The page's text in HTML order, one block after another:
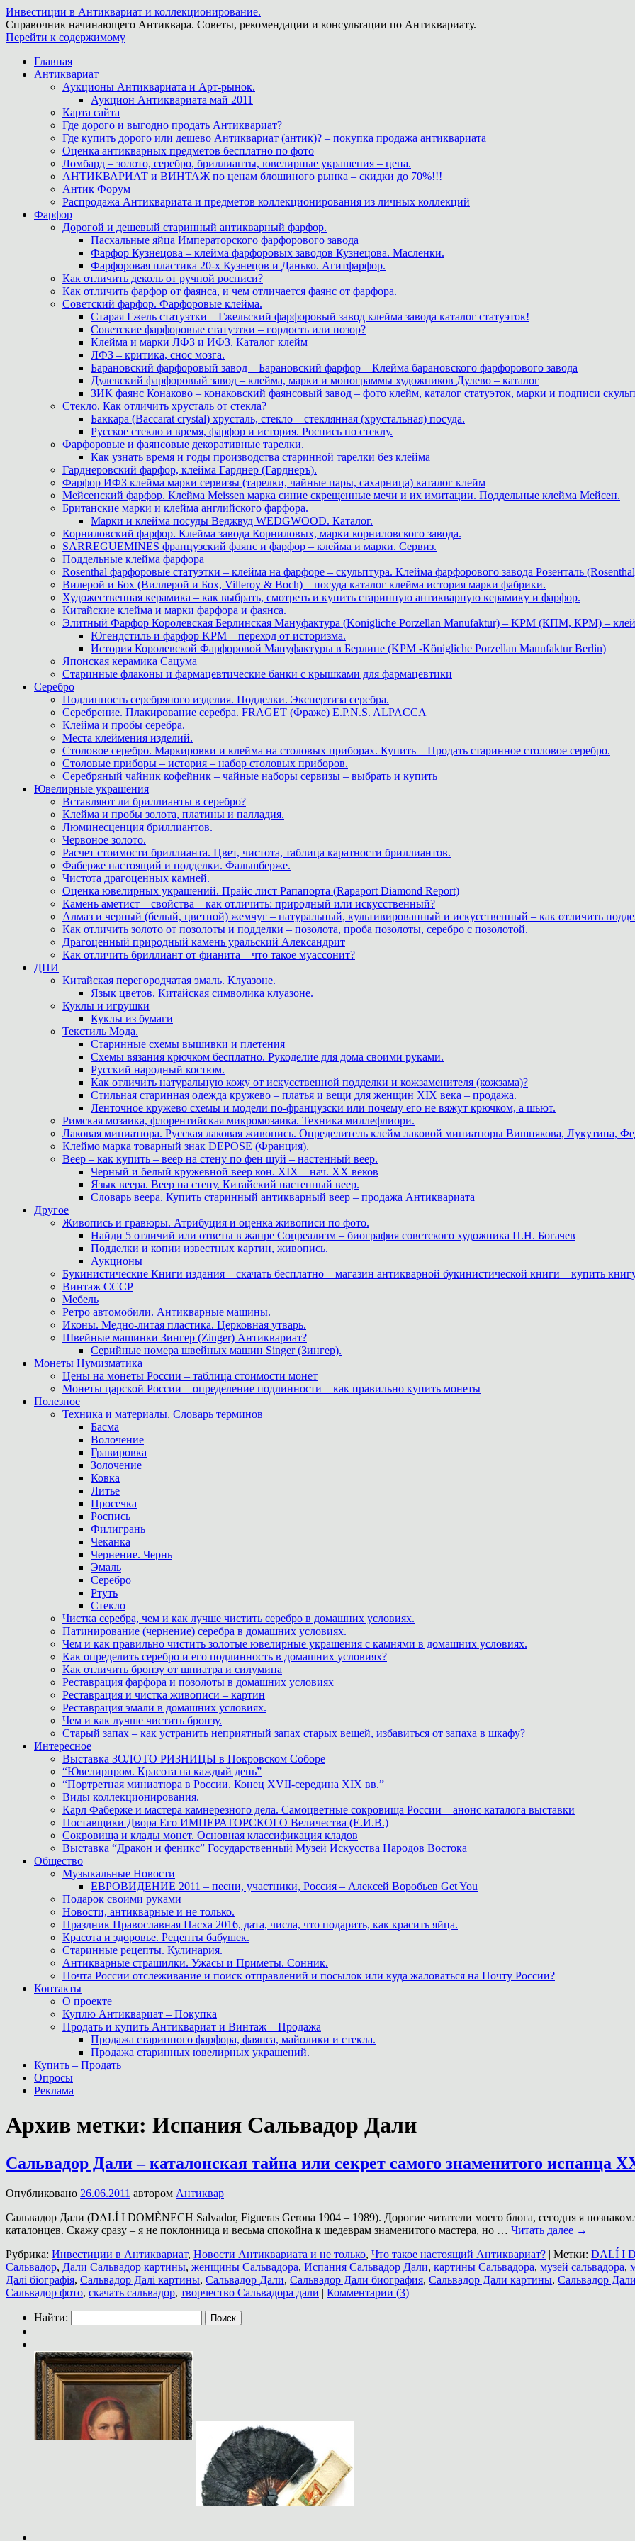
Инвестиции в Антиквариат и коллекционирование.
Справочник начинающего Антиквара. Советы, рекомендации и консультации по Антиквариату.
Перейти к содержимому
Главная
Антиквариат
Аукционы Антиквариата и Арт-рынок.
Аукцион Антиквариата май 2011
Карта сайта
Где дорого и выгодно продать Антиквариат?
Где купить дорого или дешево Антиквариат (антик)? – покупка продажа антиквариата
Оценка антикварных предметов бесплатно по фото
Ломбард – золото, серебро, бриллианты, ювелирные украшения – цена.
АНТИКВАРИАТ и ВИНТАЖ по ценам блошиного рынка – скидки до 70%!!!
Антик Форум
Распродажа Антиквариата и предметов коллекционирования из личных коллекций
Фарфор
Дорогой и дешевый старинный антикварный фарфор.
Пасхальные яйца Императорского фарфорового завода
Фарфор Кузнецова – клейма фарфоровых заводов Кузнецова. Масленки.
Фарфоровая пластика 20-х Кузнецов и Данько. Агитфарфор.
Как отличить деколь от ручной росписи?
Как отличить фарфор от фаянса, и чем отличается фаянс от фарфора.
Советский фарфор. Фарфоровые клейма.
Старая Гжель статуэтки – Гжельский фарфоровый завод клейма завода каталог статуэток!
Советские фарфоровые статуэтки – гордость или позор?
Клейма и марки ЛФЗ и ИФЗ. Каталог клейм
ЛФЗ – критика, снос мозга.
Барановский фарфоровый завод – Барановский фарфор – Клейма барановского фарфорового завода
Дулевский фарфоровый завод – клейма, марки и монограммы художников Дулево – каталог
ЗИК фаянс Конаково – конаковский фаянсовый завод – фото клейм, каталог статуэток, марки и подписи
Стекло. Как отличить хрусталь от стекла?
Баккара (Baccarat crystal) хрусталь, стекло – стеклянная (хрустальная) посуда.
Русское стекло и время, фарфор и история. Роспись по стеклу.
Фарфоровые и фаянсовые декоративные тарелки.
Как узнать время и годы производства старинной тарелки без клейма
Гарднеровский фарфор, клейма Гарднер (Гарднеръ).
Фарфор ИФЗ клейма марки сервизы (тарелки, чайные пары, сахарница) каталог клейм
Мейсенский фарфор. Клейма Meissen марка синие скрещенные мечи и их имитации. Поддельные клейма Мейсен.
Британские марки и клейма английского фарфора.
Марки и клейма посуды Веджвуд WEDGWOOD. Каталог.
Корниловский фарфор. Клейма завода Корниловых, марки корниловского завода.
SARREGUEMINES французский фаянс и фарфор – клейма и марки. Сервиз.
Поддельные клейма фарфора
Rosenthal фарфоровые статуэтки – клейма на фарфоре – скульптура. Клейма фарфорового завода Розенталь
Вилерой и Бох (Виллерой и Бох, Villeroy & Boch) – посуда каталог клейма история марки фабрики.
Художественная керамика – как выбрать, смотреть и купить старинную антикварную керамику и фарфор.
Китайские клейма и марки фарфора и фаянса.
Элитный Фарфор Королевская Берлинская Мануфактура (Konigliche Porzellan Manufaktur) – KPM (КПМ, КРМ) –
Югендстиль и фарфор KPM – переход от историзма.
История Королевской Фарфоровой Мануфактуры в Берлине (KPM -Königliche Porzellan Manufaktur Berlin)
Японская керамика Сацума
Старинные флаконы и фармацевтические банки с крышками для фармацевтики
Серебро
Подлинность серебряного изделия. Подделки. Экспертиза серебра.
Серебрение. Плакирование серебра. FRAGET (Фраже) E.P.N.S. ALPACCA
Клейма и пробы серебра.
Места клеймения изделий.
Столовое серебро. Маркировки и клейма на столовых приборах. Купить – Продать старинное столовое серебро.
Столовые приборы – история – набор столовых приборов.
Серебряный чайник кофейник – чайные наборы сервизы – выбрать и купить
Ювелирные украшения
Вставляют ли бриллианты в серебро?
Клейма и пробы золота, платины и палладия.
Люминесценция бриллиантов.
Червоное золото.
Расчет стоимости бриллианта. Цвет, чистота, таблица каратности бриллиантов.
Фаберже настоящий и подделки. Фальшберже.
Чистота драгоценных камней.
Оценка ювелирных украшений. Прайс лист Рапапорта (Rapaport Diamond Report)
Камень аметист – свойства – как отличить: природный или искусственный?
Алмаз и черный (белый, цветной) жемчуг – натуральный, культивированный и искусственный – как отличить
Как отличить золото от позолоты и подделки – позолота, проба позолоты, серебро с позолотой.
Драгоценный природный камень уральский Александрит
Как отличить бриллиант от фианита – что такое муассонит?
ДПИ
Китайская перегородчатая эмаль. Клуазоне.
Язык цветов. Китайская символика клуазоне.
Куклы и игрушки
Куклы из бумаги
Текстиль Мода.
Старинные схемы вышивки и плетения
Схемы вязания крючком бесплатно. Рукоделие для дома своими руками.
Русский народный костюм.
Как отличить натуральную кожу от искусственной подделки и кожзаменителя (кожзама)?
Стильная старинная одежда кружево – платья и вещи для женщин XIX века – продажа.
Ленточное кружево схемы и модели по-французски или почему его не вяжут крючком, а шьют.
Римская мозаика, флорентийская микромозаика. Техника миллефлиори.
Лаковая миниатюра. Русская лаковая живопись. Определитель клейм лаковой миниатюры Вишнякова, Лукутина,
Клеймо марка товарный знак DEPOSE (Франция).
Веер – как купить – веер на стену по фен шуй – настенный веер.
Черный и белый кружевной веер кон. XIX – нач. XX веков
Язык веера. Веер на стену. Китайский настенный веер.
Словарь веера. Купить старинный антикварный веер – продажа Антиквариата
Другое
Живопись и гравюры. Атрибуция и оценка живописи по фото.
Найди 5 отличий или ответы в жанре Соцреализм – биография советского художника П.Н. Богачев
Подделки и копии известных картин, живопись.
Аукционы
Букинистические Книги издания – скачать бесплатно – магазин антикварной букинистической книги – купить
Винтаж СССР
Мебель
Ретро автомобили. Антикварные машины.
Иконы. Медно-литая пластика. Церковная утварь.
Швейные машинки Зингер (Zinger) Антиквариат?
Серийные номера швейных машин Singer (Зингер).
Монеты Нумизматика
Цены на монеты России – таблица стоимости монет
Монеты царской России – определение подлинности – как правильно купить монеты
Полезное
Техника и материалы. Словарь терминов
Басма
Волочение
Гравировка
Золочение
Ковка
Литье
Просечка
Роспись
Филигрань
Чеканка
Чернение. Чернь
Эмаль
Серебро
Ртуть
Стекло
Чистка серебра, чем и как лучше чистить серебро в домашних условиях.
Патинирование (чернение) серебра в домашних условиях.
Чем и как правильно чистить золотые ювелирные украшения с камнями в домашних условиях.
Как определить серебро и его подлинность в домашних условиях?
Как отличить бронзу от шпиатра и силумина
Реставрация фарфора и позолоты в домашних условиях
Реставрация и чистка живописи – картин
Реставрация эмали в домашних условиях.
Чем и как лучше чистить бронзу.
Старый запах – как устранить неприятный запах старых вещей, избавиться от запаха в шкафу?
Интересное
Выставка ЗОЛОТО РИЗНИЦЫ в Покровском Соборе
“Ювелирпром. Красота на каждый день”
“Портретная миниатюра в России. Конец XVII-середина XIX вв.”
Виды коллекционирования.
Карл Фаберже и мастера камнерезного дела. Самоцветные сокровища России – анонс каталога выставки
Поставщики Двора Его ИМПЕРАТОРСКОГО Величества (Е.И.В.)
Сокровища и клады монет. Основная классификация кладов
Выставка “Дракон и феникс” Государственный Музей Искусства Народов Востока
Общество
Музыкальные Новости
ЕВРОВИДЕНИЕ 2011 – песни, участники, Россия – Алексей Воробьев Get You
Подарок своими руками
Новости, антикварные и не только.
Праздник Православная Пасха 2016, дата, числа, что подарить, как красить яйца.
Красота и здоровье. Рецепты бабушек.
Старинные рецепты. Кулинария.
Антикварные страшилки. Ужасы и Приметы. Сонник.
Почта России отслеживание и поиск отправлений и посылок или куда жаловаться на Почту России?
Контакты
О проекте
Куплю Антиквариат – Покупка
Продать и купить Антиквариат и Винтаж – Продажа
Продажа старинного фарфора, фаянса, майолики и стекла.
Продажа старинных ювелирных украшений.
Купить – Продать
Опросы
Реклама
Архив метки: Испания Сальвадор Дали
Сальвадор Дали – каталонская тайна или секрет самого знаменитого испанца
Опубликовано 26.06.2011 автором Антиквар
Сальвадор Дали (DALÍ I DOMÈNECH Salvador, Figueras Gerona 1904 – 1989). Дорогие читатели моего блога, сегодня я
каталонцев. Скажу сразу – я не поклонница и весьма спокойна к шедеврам знаменитого мастера, но … Читать далее →
Рубрика: Инвестиции в Антиквариат, Новости Антиквариата и не только, Что такое настоящий Антиквариат? | Метки: DALÍ I
Сальвадор, Дали Сальвадор картины, женщины Сальвадора, Испания Сальвадор Дали, картины Сальвадора, музей сальвадора,
Далi бiографiя, Сальвадор Далi картины, Сальвадор Дали, Сальвадор Дали биография, Сальвадор Дали картины, Сальвадор
Сальвадор фото, скачать сальвадор, творчество Сальвадора дали | Комментарии (3)
Найти: